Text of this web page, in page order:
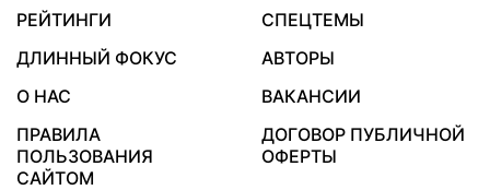
РЕЙТИНГИ
СПЕЦТЕМЫ
ДЛИННЫЙ ФОКУС
АВТОРЫ
О НАС
ВАКАНСИИ
ПРАВИЛА
ПОЛЬЗОВАНИЯ
САЙТОМ
ДОГОВОР ПУБЛИЧНОЙ
ОФЕРТЫ